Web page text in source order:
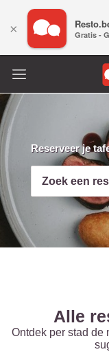
Reserveer je
Zoek een
Alle
Ontdek per stad de
× Gratis -